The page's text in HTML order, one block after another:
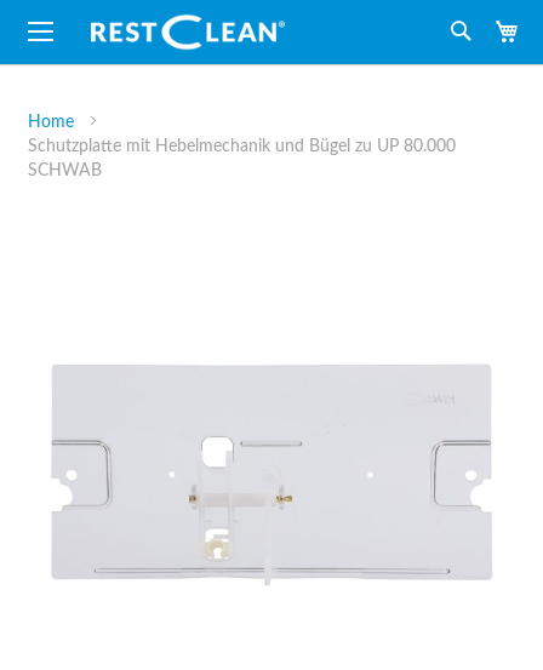
Suche
Home
Schutzplatte mit Hebelmechanik und Bügel zu UP 80.000
SCHWAB
springen